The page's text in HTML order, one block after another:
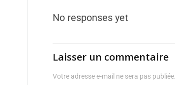
No responses yet
Laisser un commentaire
Votre adresse e-mail ne sera pas publiée.